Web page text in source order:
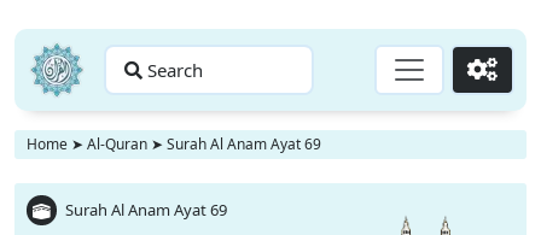
Search Go
Home ➤ Al-Quran ➤ Surah Al Anam Ayat 69
Surah Al Anam Ayat 69